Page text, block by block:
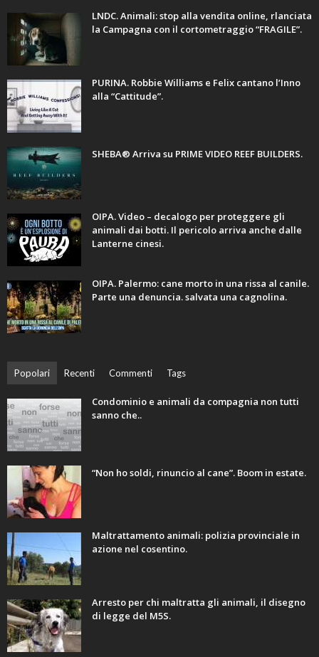
LNDC. Animali: stop alla vendita online, rlanciata
la Campagna con il cortometraggio “FRAGILE”.
PURINA. Robbie Williams e Felix cantano l’Inno
alla “Cattitude”.
SHEBA® Arriva su PRIME VIDEO REEF BUILDERS.
OIPA. Video – decalogo per proteggere gli
animali dai botti. Il pericolo arriva anche dalle
Lanterne cinesi.
OIPA. Palermo: cane morto in una rissa al canile.
Parte una denuncia. salvata una cagnolina.
Popolari Recenti Commenti Tags
Condominio e animali da compagnia non tutti
sanno che..
“Non ho soldi, rinuncio al cane”. Boom in estate.
Maltrattamento animali: polizia provinciale in
azione nel cosentino.
Arresto per chi maltratta gli animali, il disegno
di legge del M5S.